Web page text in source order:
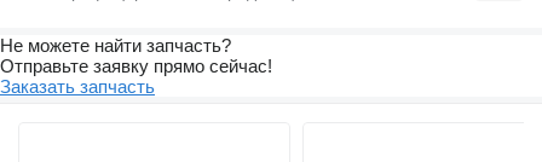
Не можете найти запчасть?
Отправьте заявку прямо сейчас!
Заказать запчасть